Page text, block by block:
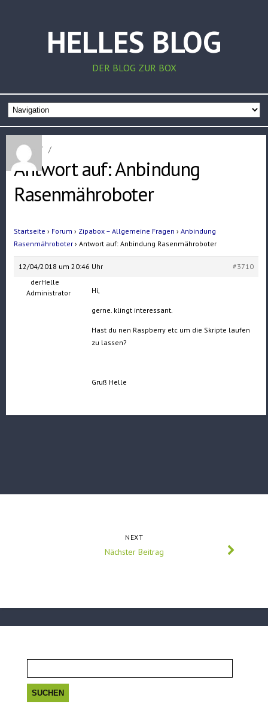
HELLES BLOG
DER BLOG ZUR BOX
Home / /
Antwort auf: Anbindung
Rasenmähroboter
Startseite › Forum › Zipabox – Allgemeine Fragen › Anbindung
Rasenmähroboter › Antwort auf: Anbindung Rasenmähroboter
12/04/2018 um 20:46 Uhr
#3710
derHelle
Administrator
Hi,
gerne. klingt interessant.
Hast du nen Raspberry etc um die Skripte laufen
zu lassen?
Gruß Helle
NEXT
Nächster Beitrag
nach: